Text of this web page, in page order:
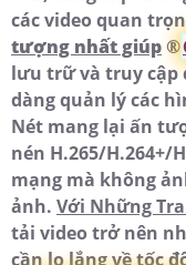
các video quan
tượng nhất giúp®️
lưu trữ và truy cập
dàng quản lý các
Nét mang lại ấn
nén H.265/H.264+/
mạng mà không
ảnh. Với Những
tải video trở nên
cần lo lắng về tốc